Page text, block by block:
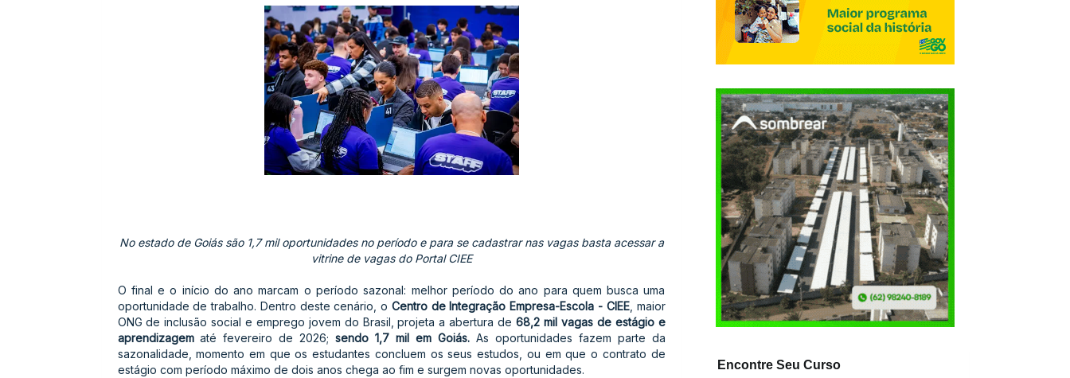
No estado de Goiás são 1,7 mil oportunidades no período e para se cadastrar nas vagas basta acessar a
vitrine de vagas do Portal CIEE
O final e o início do ano marcam o período sazonal: melhor período do ano para quem busca uma
oportunidade de trabalho. Dentro deste cenário, o Centro de Integração Empresa-Escola - CIEE, maior
ONG de inclusão social e emprego jovem do Brasil, projeta a abertura de68,2 mil vagas de estágio e
aprendizagematé fevereiro de 2026;sendo 1,7 mil em Goiás.As oportunidades fazem parte da
sazonalidade, momento em que os estudantes concluem os seus estudos, ou em que o contrato de
estágio com período máximo de dois anos chega ao fim e surgem novas oportunidades.
Encontre Seu Curso